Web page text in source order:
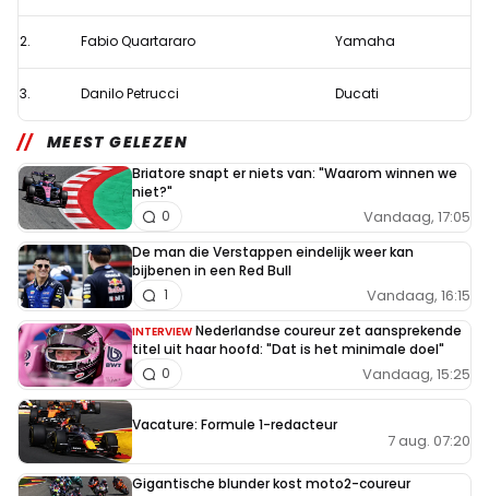
een
ultieme
poging
de
poleposition,
Rossi
stelt
teleur
2. Fabio Quartararo Yamaha
3. Danilo Petrucci Ducati
MEEST GELEZEN
Briatore snapt er niets van: "Waarom winnen we
niet?"
Vandaag, 17:05
0
De man die Verstappen eindelijk weer kan
bijbenen in een Red Bull
Vandaag, 16:15
1
INTERVIEW Nederlandse coureur zet aansprekende
titel uit haar hoofd: "Dat is het minimale doel"
Vandaag, 15:25
0
Vacature: Formule 1-redacteur
7 aug. 07:20
Gigantische blunder kost moto2-coureur